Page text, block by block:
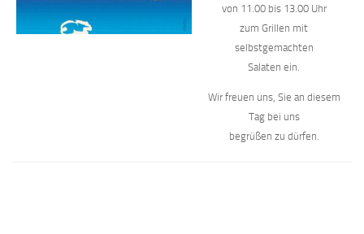
von 11.00 bis 13.00 Uhr
zum Grillen mit
selbstgemachten
Salaten ein.
Wir freuen uns, Sie an diesem
Tag bei uns
begrüßen zu dürfen.